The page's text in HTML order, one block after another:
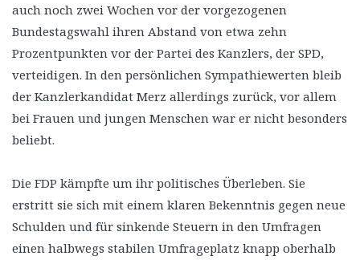
auch noch zwei Wochen vor der vorgezogenen
Bundestagswahl ihren Abstand von etwa zehn
Prozentpunkten vor der Partei des Kanzlers, der SPD,
verteidigen. In den persönlichen Sympathiewerten bleib
der Kanzlerkandidat Merz allerdings zurück, vor allem
bei Frauen und jungen Menschen war er nicht besonders
beliebt.
Die FDP kämpfte um ihr politisches Überleben. Sie
erstritt sie sich mit einem klaren Bekenntnis gegen neue
Schulden und für sinkende Steuern in den Umfragen
einen halbwegs stabilen Umfrageplatz knapp oberhalb